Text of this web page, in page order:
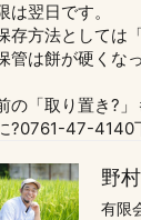
は翌日です。
存方法としては
管は餅が硬くな
の「取り置き?
?0761-47-4140
野
有限